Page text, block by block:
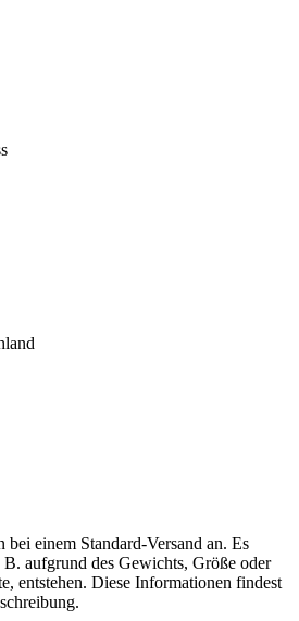
einem Standard-Versand an. Es
aufgrund des Gewichts, Größe oder
entstehen. Diese Informationen findest